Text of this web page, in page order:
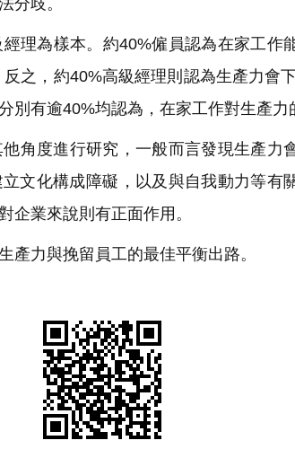
分歧。
理為樣本。約40%僱員認為在家工作
之，約40%高級經理則認為生產力會
別有逾40%均認為，在家工作對生產力
角度進行研究，一般而言發現生產力
文化構成障礙，以及與自我動力等有
企業來說則有正面作用。
力與挽留員工的最佳平衡出路。